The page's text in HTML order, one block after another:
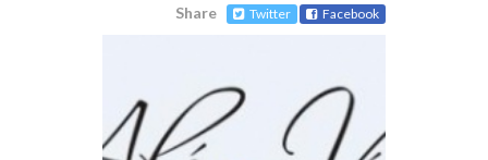
Share Twitter Facebook